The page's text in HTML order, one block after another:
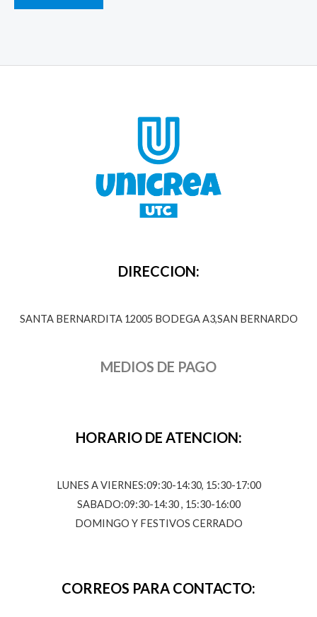
DIRECCION:
SANTA BERNARDITA 12005 BODEGA A3,SAN BERNARDO
MEDIOS DE PAGO
HORARIO DE ATENCION:
LUNES A VIERNES:09:30-14:30, 15:30-17:00
SABADO:09:30-14:30 , 15:30-16:00
DOMINGO Y FESTIVOS CERRADO
CORREOS PARA CONTACTO: